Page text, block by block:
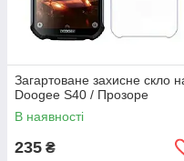
Загартоване захисне скло
Doogee S40 / Прозоре
В наявності
235 ₴